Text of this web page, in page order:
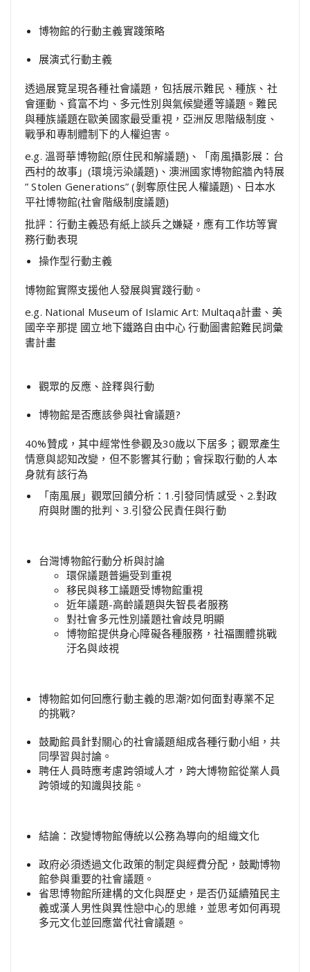
博物館的行動主義實踐策略
展演式行動主義
透過展覽呈現各種社會議題，包括展示難民、種族、社
會運動、貧富不均、多元性別與氣候變遷等議題。難民
與種族議題在歐美國家最受重視，亞洲反思階級制度、
戰爭和專制體制下的人權迫害。
e.g. 溫哥華博物館(原住民和解議題)、「南風攝影展：台
西村的故事」(環境污染議題)、澳洲國家博物館牆內特展
” Stolen Generations” (剝奪原住民人權議題)、日本水
平社博物館(社會階級制度議題)
批評：行動主義恐有紙上談兵之嫌疑，應有工作坊等實
務行動表現
操作型行動主義
博物館實際支援他人發展與實踐行動。
e.g. National Museum of Islamic Art: Multaqa計畫、美
國辛辛那提 國立地下鐵路自由中心 行動圖書館難民詞彙
書計畫
觀眾的反應、詮釋與行動
博物館是否應該參與社會議題?
40%贊成，其中經常性參觀及30歲以下居多；觀眾產生
情意與認知改變，但不影響其行動；會採取行動的人本
身就有該行為
「南風展」觀眾回饋分析：1.引發同情感受、2.對政
府與財團的批判、3.引發公民責任與行動
台灣博物館行動分析與討論
環保議題普遍受到重視
移民與移工議題受博物館重視
近年議題-高齡議題與失智長者服務
對社會多元性別議題社會歧見明顯
博物館提供身心障礙各種服務，社福團體挑戰
汙名與歧視
博物館如何回應行動主義的思潮?如何面對專業不足
的挑戰?
鼓勵館員針對關心的社會議題組成各種行動小組，共
同學習與討論。
聘任人員時應考慮跨領域人才，跨大博物館從業人員
跨領域的知識與技能。
結論：改變博物館傳統以公務為導向的組織文化
政府必須透過文化政策的制定與經費分配，鼓勵博物
館參與重要的社會議題。
省思博物館所建構的文化與歷史，是否仍延續殖民主
義或漢人男性與異性戀中心的思維，並思考如何再現
多元文化並回應當代社會議題。